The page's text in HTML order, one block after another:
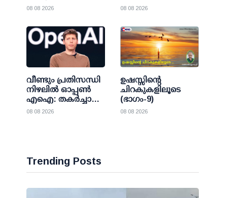
രക്തസാക്ഷിത്വം;
ഫ്രാന്‍സിസ്‌കന്‍
വൈദികരെ
വാഴ്ത്തപ്പെട്ടവരായി
പ്രഖ്യാപിക്കുന്നു
08 08 2026 08 08 2026
വീണ്ടും പ്രതിസന്ധി
നിഴലില്‍ ഓപ്പണ്‍
എഐ: തകര്‍ച്ചാ
മുന്നറിയിപ്പുകളെ
08 08 2026
ഉഷസ്സിന്റെ
ചിറകുകളിലൂടെ
(ഭാഗം-9)
08 08 2026
Trending Posts